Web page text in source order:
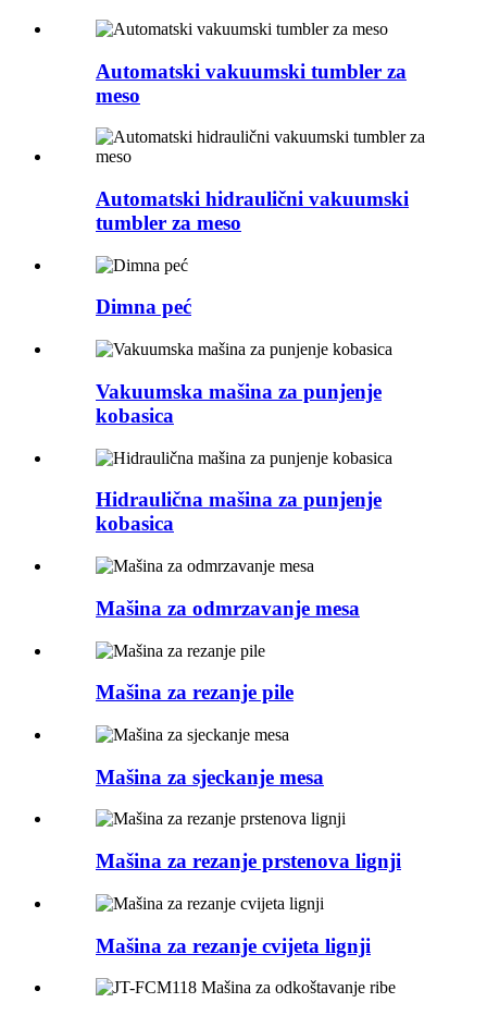
Automatski vakuumski tumbler za
meso
Automatski hidraulični vakuumski
tumbler za meso
Dimna peć
Vakuumska mašina za punjenje
kobasica
Hidraulična mašina za punjenje
kobasica
Mašina za odmrzavanje mesa
Mašina za rezanje pile
Mašina za sjeckanje mesa
Mašina za rezanje prstenova lignji
Mašina za rezanje cvijeta lignji